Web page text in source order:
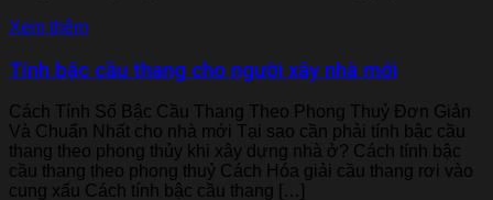
Xem thêm
Tính bậc cầu thang cho người xây nhà mới
Cách Tính Số Bậc Cầu Thang Theo Phong Thuỷ Đơn Giản
Và Chuẩn Nhất cho nhà mới Tại sao cần phải tính bậc cầu
thang theo phong thủy khi xây dựng nhà ở? Cách tính bậc
cầu thang theo phong thuỷ Cách Hóa giải cầu thang rơi vào
cung xấu Cách tính bậc cầu thang […]